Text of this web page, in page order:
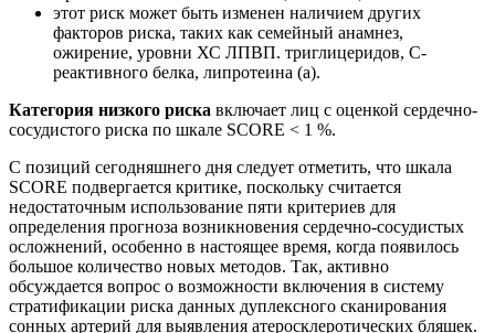
этот риск может быть изменен наличием других
факторов риска, таких как семейный анамнез,
ожирение, уровни ХС ЛПВП. триглицеридов, С-
реактивного белка, липротеина (а).
Категория низкого риска включает лиц с оценкой сердечно-
сосудистого риска по шкале SCORE < 1 %.
С позиций сегодняшнего дня следует отметить, что шкала
SCORE подвергается критике, поскольку считается
недостаточным использование пяти критериев для
определения прогноза возникновения сердечно-сосудистых
осложнений, особенно в настоящее время, когда появилось
большое количество новых методов. Так, активно
обсуждается вопрос о возможности включения в систему
стратификации риска данных дуплексного сканирования
сонных артерий для выявления атеросклеротических бляшек.